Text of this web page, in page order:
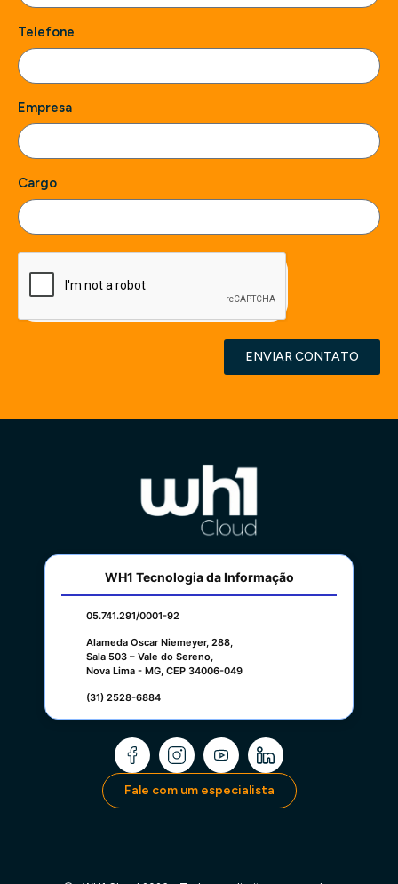
Telefone
Empresa
Cargo
ENVIAR CONTATO
WH1 Tecnologia da Informação
05.741.291/0001-92
Alameda Oscar Niemeyer, 288,
Sala 503 – Vale do Sereno,
Nova Lima - MG, CEP 34006-049
(31) 2528-6884
Fale com um especialista